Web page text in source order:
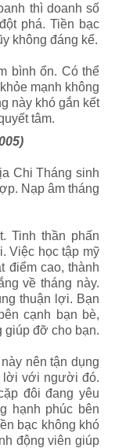
thì doanh số
phá. Tiền bạc
không đáng kể.
bình ổn. Có thể
mạnh không
này khó gắn kết
tâm.
Chi Tháng sinh
Nạp âm tháng
Tinh thần phấn
Việc học tập mỹ
điểm cao, thành
về tháng này.
thuận lợi. Bạn
cạnh bạn bè,
đỡ cho bạn.
nên tận dụng
lời với người đó.
đôi đang yêu
hạnh phúc bên
bạc không khó
động viên giúp